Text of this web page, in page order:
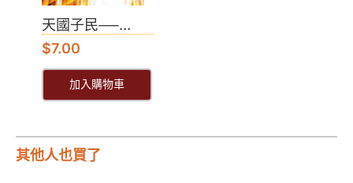
天國子民──...
$7.00
加入購物車
其他人也買了